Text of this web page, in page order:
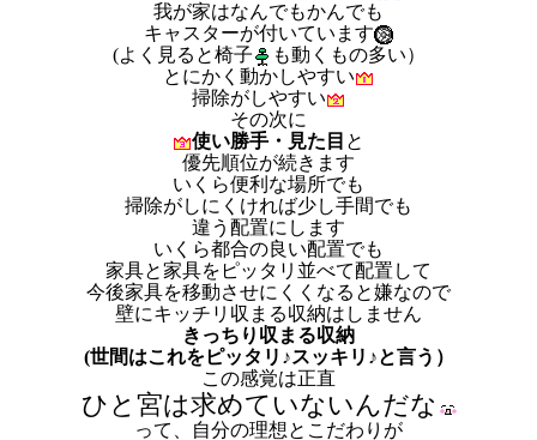
我が家はなんでもかんでも
キャスターが付いています
(よく見ると椅子
も動くもの多い）
とにかく動かしやすい
掃除がしやすい
その次に
使い勝手・見た目 と
優先順位が続きます
いくら便利な場所でも
掃除がしにくければ少し手間でも
違う配置にします
いくら都合の良い配置でも
家具と家具をピッタリ並べて配置して
今後家具を移動させにくくなると嫌なので
壁にキッチリ収まる収納はしません
きっちり収まる収納
(世間はこれをピッタリ♪スッキリ♪と言う）
この感覚は正直
ひと宮は求めていないんだな
って、自分の理想とこだわりが